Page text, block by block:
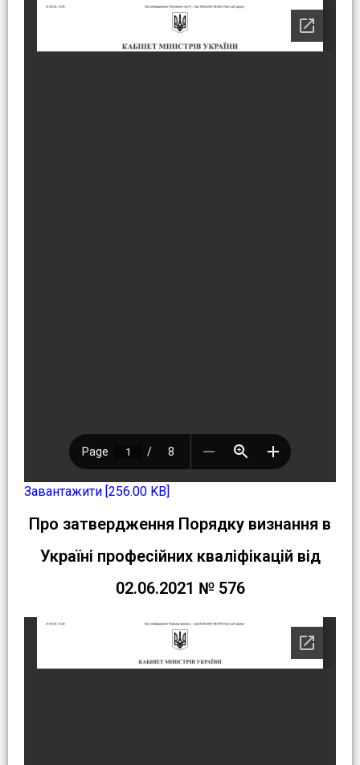
Завантажити [256.00 KB]
Про затвердження Порядку визнання в
Україні професійних кваліфікацій від
02.06.2021 № 576